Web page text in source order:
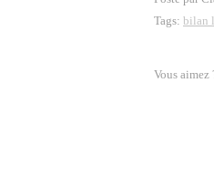
Tags: bilan
Vous aimez